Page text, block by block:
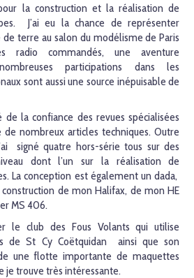
la construction et la réalisation de
J’ai eu la chance de représenter
de terre au salon du modélisme de Paris
radio commandés, une aventure
participations dans les
sont aussi une source inépuisable de
de la confiance des revues spécialisées
de nombreux articles techniques. Outre
signé quatre hors-série tous sur des
dont l’un sur la réalisation de
La conception est également un dada,
de mon Halifax, de mon HE
MS 406.
le club des Fous Volants qui utilise
de St Cy Coëtquidan ainsi que son
une flotte importante de maquettes
je trouve très intéressante.